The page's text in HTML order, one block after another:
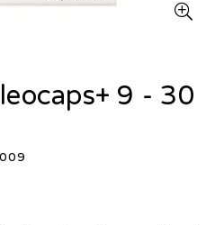
9 - 30